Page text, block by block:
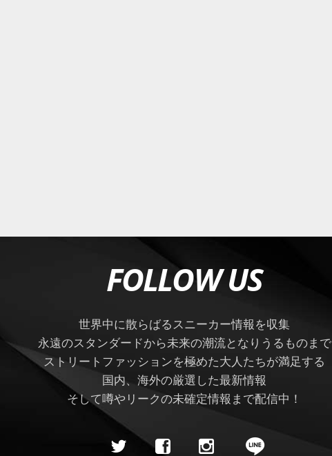
FOLLOW US
世界中に散らばるスニーカー情報を収集
永遠のスタンダードから未来の潮流となりうるものまで
ストリートファッションを極めた大人たちが満足する
国内、海外の厳選した最新情報
そして噂やリークの未確定情報まで配信中！